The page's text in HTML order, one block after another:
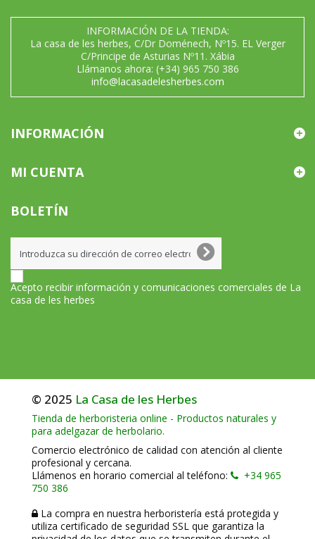
INFORMACIÓN DE LA TIENDA:
La casa de les herbes, C/Dr Doménech, Nº15. EL Verger
C/Principe de Asturias Nº11. Xábia
Llámanos ahora: (+34) 965 750 386
info@lacasadelesherbes.com
INFORMACIÓN
MI CUENTA
BOLETÍN
Acepto recibir información y comunicaciones comerciales de La
casa de les herbes
© 2025 La Casa de les Herbes
Tienda de herboristeria online - Productos naturales y
para adelgazar de herbolario.
Comercio electrónico de calidad con atención al cliente
profesional y cercana.
Llámenos en horario comercial al teléfono:
+34 965
750 386
La compra en nuestra herboristería está protegida y
utiliza certificado de seguridad SSL que garantiza la